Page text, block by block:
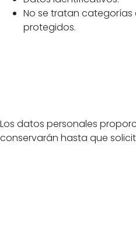
No se tratan
protegidos.
Los datos personales
conservarán hasta que